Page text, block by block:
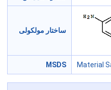
ساختار مولکولی
MSDS Material